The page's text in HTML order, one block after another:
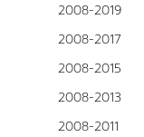
2008-2019
2008-2017
2008-2015
2008-2013
2008-2011